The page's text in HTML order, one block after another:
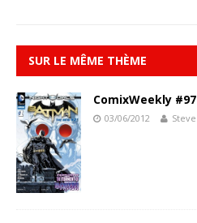
SUR LE MÊME THÈME
ComixWeekly #97
03/06/2012 Steve